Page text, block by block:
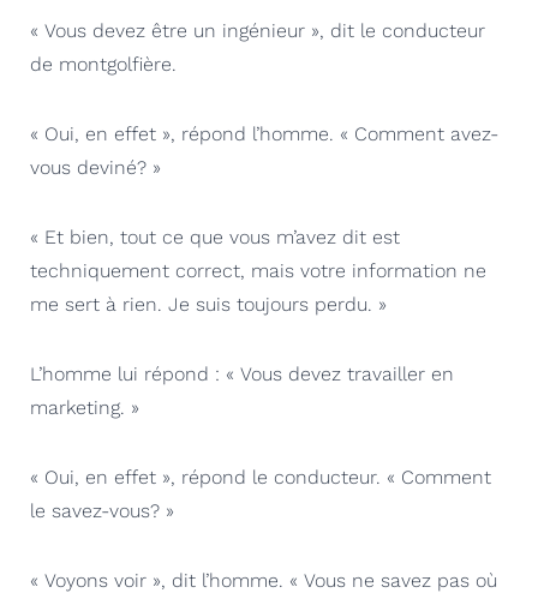
« Vous devez être un ingénieur », dit le conducteur
de montgolfière.
« Oui, en effet », répond l’homme. « Comment avez-
vous deviné? »
« Et bien, tout ce que vous m’avez dit est
techniquement correct, mais votre information ne
me sert à rien. Je suis toujours perdu. »
L’homme lui répond : « Vous devez travailler en
marketing. »
« Oui, en effet », répond le conducteur. « Comment
le savez-vous? »
« Voyons voir », dit l’homme. « Vous ne savez pas où